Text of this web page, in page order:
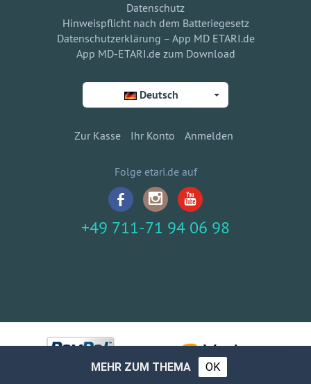
Datenschutz
Hinweispflicht nach dem Batteriegesetz
Datenschutzerklärung – App MD ETARI.de
App MD-ETARI.de zum Download
Deutsch
Zur Kasse Ihr Konto Anmelden
Folge etari.de auf
+49 711-71 94 06 98
MEHR ZUM THEMA OK